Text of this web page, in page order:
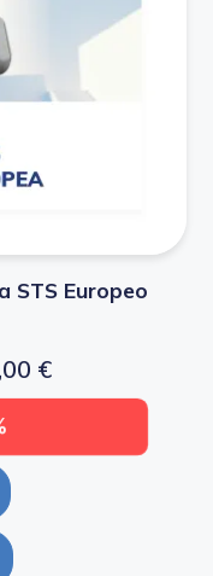
STS Europeo
€